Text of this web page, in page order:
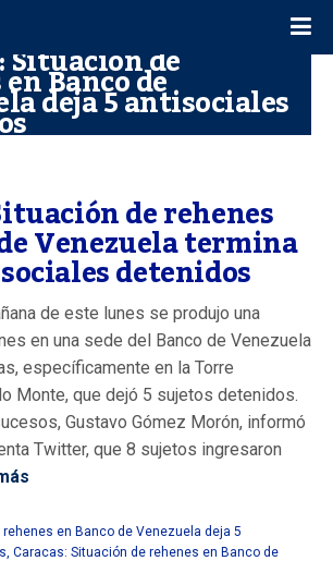
Situación de
Banco de
deja 5 antisociales
de rehenes
Venezuela termina
detenidos
de este lunes se produjo una
en una sede del Banco de Venezuela
específicamente en la Torre
Monte, que dejó 5 sujetos detenidos.
Gustavo Gómez Morón, informó
Twitter, que 8 sujetos ingresaron
en Banco de Venezuela deja 5
, Caracas: Situación de rehenes en Banco de